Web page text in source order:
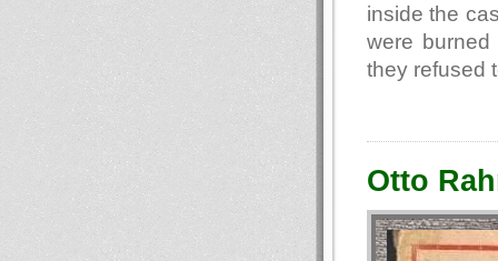
inside the
were
they refused
Otto